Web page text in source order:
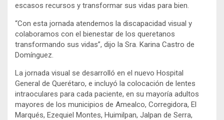
escasos recursos y transformar sus vidas para bien.
“Con esta jornada atendemos la discapacidad visual y
colaboramos con el bienestar de los queretanos
transformando sus vidas”, dijo la Sra. Karina Castro de
Domínguez.
La jornada visual se desarrolló en el nuevo Hospital
General de Querétaro, e incluyó la colocación de lentes
intraoculares para cada paciente, en su mayoría adultos
mayores de los municipios de Amealco, Corregidora, El
Marqués, Ezequiel Montes, Huimilpan, Jalpan de Serra,